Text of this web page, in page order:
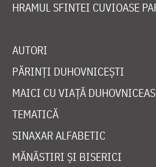
HRAMUL SFINTEI CUVIOASE
AUTORI
PĂRINȚI DUHOVNICEȘTI
MAICI CU VIAȚĂ
TEMATICĂ
SINAXAR ALFABETIC
MĂNĂSTIRI ȘI BISERICI